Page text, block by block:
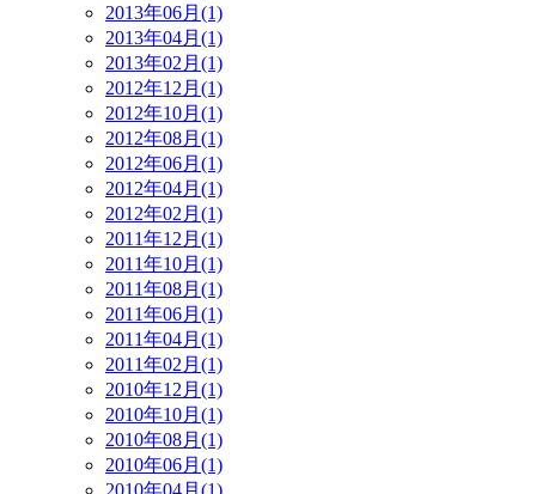
2013年06月(1)
2013年04月(1)
2013年02月(1)
2012年12月(1)
2012年10月(1)
2012年08月(1)
2012年06月(1)
2012年04月(1)
2012年02月(1)
2011年12月(1)
2011年10月(1)
2011年08月(1)
2011年06月(1)
2011年04月(1)
2011年02月(1)
2010年12月(1)
2010年10月(1)
2010年08月(1)
2010年06月(1)
2010年04月(1)